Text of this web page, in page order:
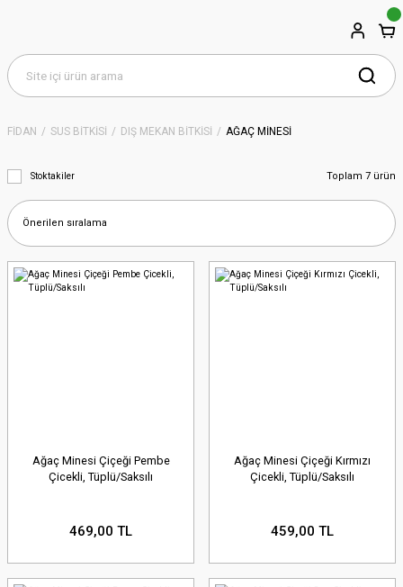
FİDAN SÜS BİTKİSİ DIŞ MEKAN BİTKİSİ AĞAÇ MİNESİ
Stoktakiler Toplam 7 ürün
Ağaç Minesi Çiçeği Pembe
Çicekli, Tüplü/Saksılı
469,00 TL
Ağaç Minesi Çiçeği Kırmızı
Çicekli, Tüplü/Saksılı
459,00 TL